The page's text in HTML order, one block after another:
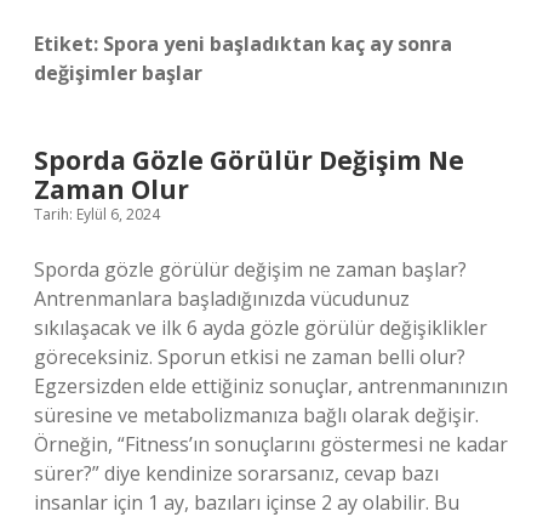
Etiket: Spora yeni başladıktan kaç ay sonra
değişimler başlar
Sporda Gözle Görülür Değişim Ne
Zaman Olur
Tarih: Eylül 6, 2024
Sporda gözle görülür değişim ne zaman başlar?
Antrenmanlara başladığınızda vücudunuz
sıkılaşacak ve ilk 6 ayda gözle görülür değişiklikler
göreceksiniz. Sporun etkisi ne zaman belli olur?
Egzersizden elde ettiğiniz sonuçlar, antrenmanınızın
süresine ve metabolizmanıza bağlı olarak değişir.
Örneğin, “Fitness’ın sonuçlarını göstermesi ne kadar
sürer?” diye kendinize sorarsanız, cevap bazı
insanlar için 1 ay, bazıları içinse 2 ay olabilir. Bu